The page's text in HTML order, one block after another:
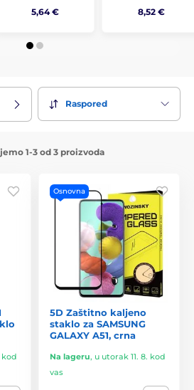
5,64 €
8,52 €
Raspored
1-3 od 3 proizvoda
kod
Osnovna
5D Zaštitno kaljeno
staklo za SAMSUNG
GALAXY A51, crna
Na lageru, u utorak 11. 8. kod
vas